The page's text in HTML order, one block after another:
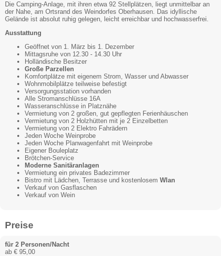
Die Camping-Anlage, mit ihren etwa 92 Stellplätzen, liegt unmittelbar an
der Nahe, am Ortsrand des Weindorfes Oberhausen. Das idyllische
Gelände ist absolut ruhig gelegen, leicht erreichbar und hochwasserfrei.
Ausstattung
Geöffnet von 1. März bis 1. Dezember
Mittagsruhe von 12.30 - 14.30 Uhr
Holländische Besitzer
Große Parzellen
Komfortplätze mit eigenem Strom, Wasser und Abwasser
Wohnmobilplätze teilweise befestigt
Versorgungsstation vorhanden
Alle Stromanschlüsse 16A
Wasseranschlüsse in Platznähe
Vermietung von 2 großen, gut gepflegten Ferienhäuschen
Vermietung von 2 Holzhütten mit je 2 Einzelbetten
Vermietung von 2 Elektro Fahrädern
Jeden Woche Weinprobe
Jeden Woche Planwagenfahrt mit Weinprobe
Eigener Bouleplatz
Brötchen-Service
Moderne Sanitäranlagen
Vermietung ein privates Badezimmer
Bistro mit Lädchen, Terrasse und kostenlosem Wlan
Verkauf von Gasflaschen
Verkauf von Wein
Preise
für 2 Personen/Nacht
ab € 95,00